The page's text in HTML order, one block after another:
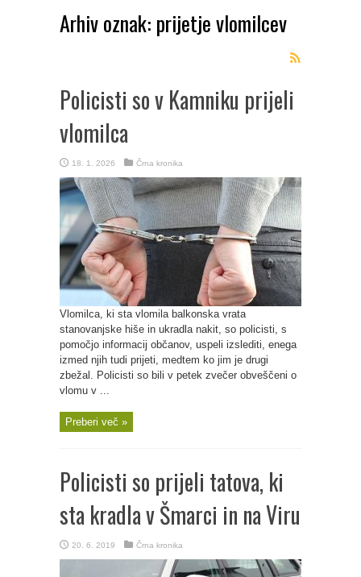
Arhiv oznak: prijetje vlomilcev
Policisti so v Kamniku prijeli
vlomilca
18. 1. 2026 Črna kronika
Vlomilca, ki sta vlomila balkonska vrata
stanovanjske hiše in ukradla nakit, so policisti, s
pomočjo informacij občanov, uspeli izslediti, enega
izmed njih tudi prijeti, medtem ko jim je drugi
zbežal. Policisti so bili v petek zvečer obveščeni o
vlomu v ...
Preberi več »
Policisti so prijeli tatova, ki
sta kradla v Šmarci in na Viru
20. 6. 2019 Črna kronika